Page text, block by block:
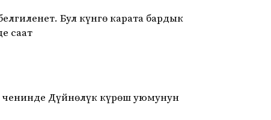
Бул күнгө карата бардык
саат
ченинде Дүйнөлүк күрөш уюмунун